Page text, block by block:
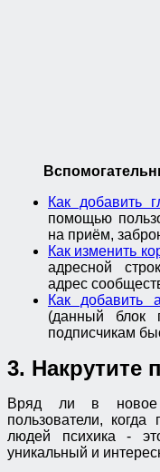
Как добавить
помощью
на приём,
Как изменить
адресной
адрес
Как добавить
(данный блок
подписчикам
3. Накрутите
Вряд ли в новое
пользователи,
людей психика -
уникальный и